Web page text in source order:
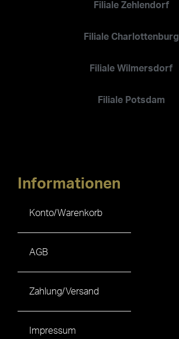
Filiale Zehlendorf
Filiale Charlottenburg
Filiale Wilmersdorf
Filiale Potsdam
Informationen
Konto/Warenkorb
AGB
Zahlung/Versand
Impressum